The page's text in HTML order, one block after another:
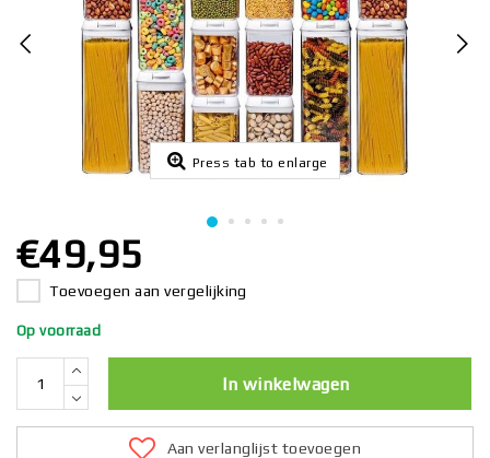
Press tab to enlarge
€49,95
Toevoegen aan vergelijking
Op voorraad
In winkelwagen
Aan verlanglijst toevoegen